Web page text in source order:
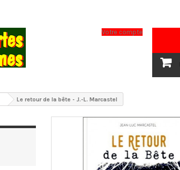
Votre compte
Le retour de la bête - J.-L. Marcastel